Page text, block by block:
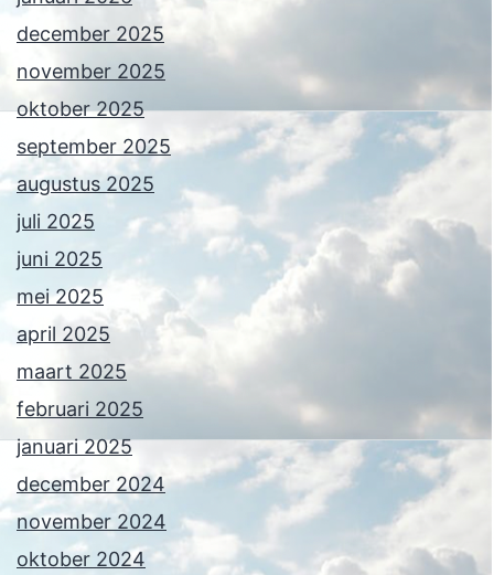
december 2025
november 2025
oktober 2025
september 2025
augustus 2025
juli 2025
juni 2025
mei 2025
april 2025
maart 2025
februari 2025
januari 2025
december 2024
november 2024
oktober 2024